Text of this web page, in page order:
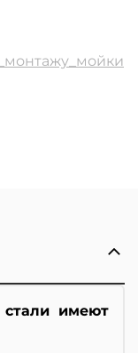
имеют